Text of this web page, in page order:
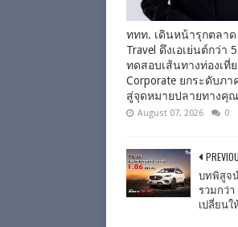
ททท. เดินหน้ารุกตลาด
Travel ดึงเอเย่นต์กว่า
ทดสอบเส้นทางท่องเที่
Corporate ยกระดับภ
สู่จุดหมายปลายทางคุ
August 07, 2026 0
บทพิสูจน์
รวมกว่า
เปลี่ยนใ